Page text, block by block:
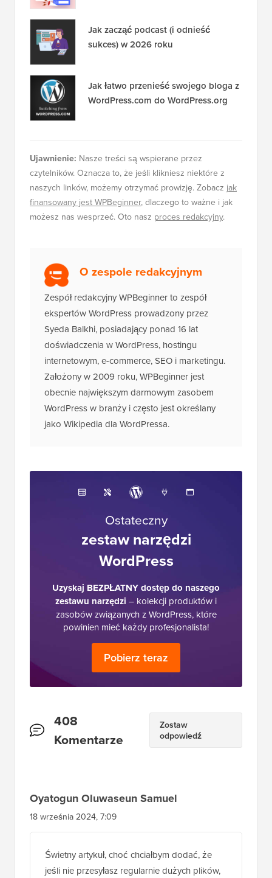
Jak zacząć podcast (i odnieść
sukces) w 2026 roku
Jak łatwo przenieść swojego bloga z
WordPress.com do WordPress.org
Ujawnienie: Nasze treści są wspierane przez
czytelników. Oznacza to, że jeśli klikniesz niektóre z
naszych linków, możemy otrzymać prowizję. Zobacz jak
finansowany jest WPBeginner, dlaczego to ważne i jak
możesz nas wesprzeć. Oto nasz proces redakcyjny.
O zespole redakcyjnym
Zespół redakcyjny WPBeginner to zespół
ekspertów WordPress prowadzony przez
Syeda Balkhi, posiadający ponad 16 lat
doświadczenia w WordPress, hostingu
internetowym, e-commerce, SEO i marketingu.
Założony w 2009 roku, WPBeginner jest
obecnie największym darmowym zasobem
WordPress w branży i często jest określany
jako Wikipedia dla WordPressa.
Ostateczny
zestaw narzędzi
WordPress
Uzyskaj BEZPŁATNY dostęp do naszego
zestawu narzędzi – kolekcji produktów i
zasobów związanych z WordPress, które
powinien mieć każdy profesjonalista!
Pobierz teraz
Interakcje
czytelników
408
Komentarze
Zostaw
odpowiedź
Oyatogun Oluwaseun Samuel
18 września 2024, 7:09
Świetny artykuł, choć chciałbym dodać, że
jeśli nie przesyłasz regularnie dużych plików,